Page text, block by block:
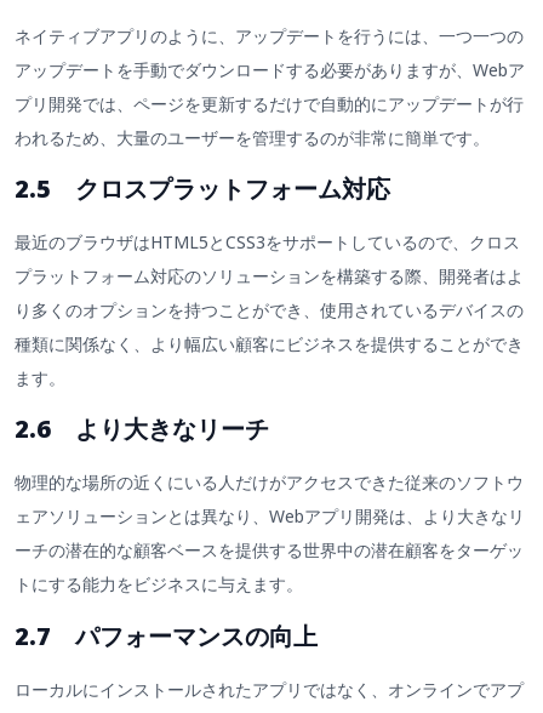
ネイティブアプリのように、アップデートを行うには、一つ一つの
アップデートを手動でダウンロードする必要がありますが、Webア
プリ開発では、ページを更新するだけで自動的にアップデートが行
われるため、大量のユーザーを管理するのが非常に簡単です。
2.5 クロスプラットフォーム対応
最近のブラウザはHTML5とCSS3をサポートしているので、クロス
プラットフォーム対応のソリューションを構築する際、開発者はよ
り多くのオプションを持つことができ、使用されているデバイスの
種類に関係なく、より幅広い顧客にビジネスを提供することができ
ます。
2.6 より大きなリーチ
物理的な場所の近くにいる人だけがアクセスできた従来のソフトウ
ェアソリューションとは異なり、Webアプリ開発は、より大きなリ
ーチの潜在的な顧客ベースを提供する世界中の潜在顧客をターゲッ
トにする能力をビジネスに与えます。
2.7 パフォーマンスの向上
ローカルにインストールされたアプリではなく、オンラインでアプ